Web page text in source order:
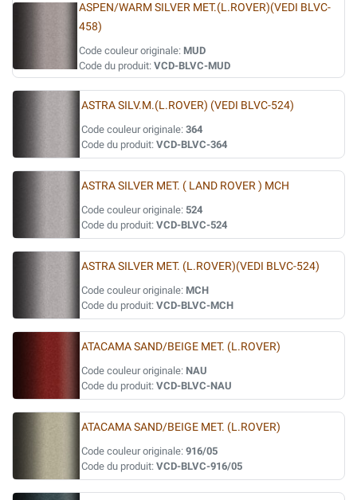
ASPEN/WARM SILVER MET.(L.ROVER)(VEDI BLVC-
458)
Code couleur originale: MUD
Code du produit: VCD-BLVC-MUD
ASTRA SILV.M.(L.ROVER) (VEDI BLVC-524)
Code couleur originale: 364
Code du produit: VCD-BLVC-364
ASTRA SILVER MET. ( LAND ROVER ) MCH
Code couleur originale: 524
Code du produit: VCD-BLVC-524
ASTRA SILVER MET. (L.ROVER)(VEDI BLVC-524)
Code couleur originale: MCH
Code du produit: VCD-BLVC-MCH
ATACAMA SAND/BEIGE MET. (L.ROVER)
Code couleur originale: NAU
Code du produit: VCD-BLVC-NAU
ATACAMA SAND/BEIGE MET. (L.ROVER)
Code couleur originale: 916/05
Code du produit: VCD-BLVC-916/05